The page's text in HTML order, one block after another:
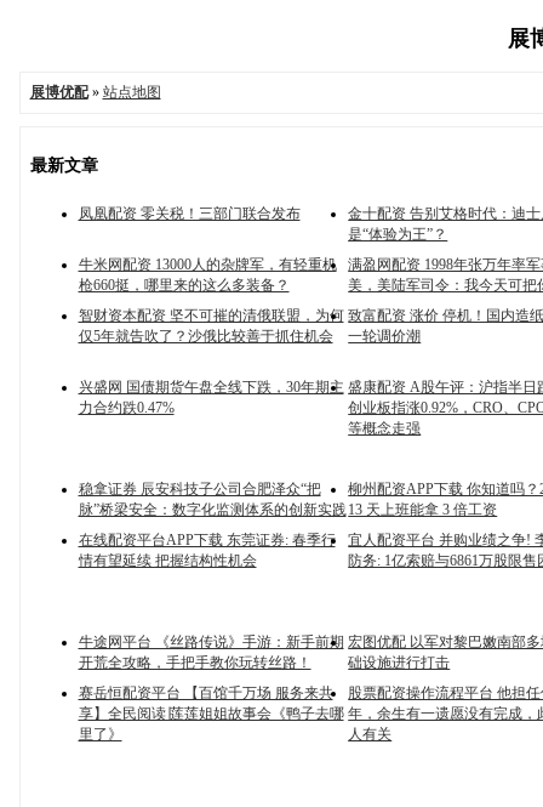
展
展博优配» 站点地图
最新文章
凤凰配资 零关税！三部门联合发布
金十配资 告别艾格时代：迪
是“体验为王”？
牛米网配资 13000人的杂牌军，有轻重机
枪660挺，哪里来的这么多装备？
满盈网配资 1998年张万年率
美，美陆军司令：我今天可把
智财资本配资 坚不可摧的清俄联盟，为何
仅5年就告吹了？沙俄比较善于抓住机会
致富配资 涨价 停机！国内造
一轮调价潮
兴盛网 国债期货午盘全线下跌，30年期主
力合约跌0.47%
盛康配资 A股午评：沪指半日
创业板指涨0.92%，CRO、
等概念走强
稳拿证券 辰安科技子公司合肥泽众“把
脉”桥梁安全：数字化监测体系的创新实践
柳州配资APP下载 你知道吗？
13 天上班能拿 3 倍工资
在线配资平台APP下载 东莞证券: 春季行
情有望延续 把握结构性机会
宜人配资平台 并购业绩之争!
防务: 1亿索赔与6861万股限售
牛途网平台 《丝路传说》手游：新手前期
开荒全攻略，手把手教你玩转丝路！
宏图优配 以军对黎巴嫩南部
础设施进行打击
赛岳恒配资平台 【百馆千万场 服务来共
享】全民阅读∣莲莲姐姐故事会《鸭子去哪
里了》
股票配资操作流程平台 他担
年，余生有一遗愿没有完成，
人有关